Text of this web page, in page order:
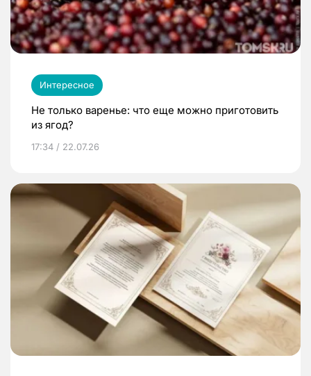
Интересное
Не только варенье: что еще можно приготовить
из ягод?
17:34 / 22.07.26